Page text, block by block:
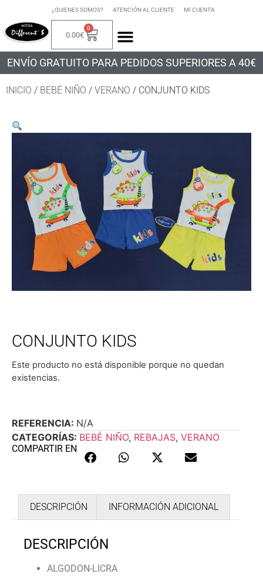
¿QUIENES SOMOS? ATENCIÓN AL CLIENTE MI CUENTA
0.00€
0
ENVÍO GRATUITO PARA PEDIDOS SUPERIORES A 40€
INICIO / BEBÉ NIÑO / VERANO / CONJUNTO KIDS
CONJUNTO KIDS
Este producto no está disponible porque no quedan
existencias.
REFERENCIA: N/A
CATEGORÍAS: BEBÉ NIÑO, REBAJAS, VERANO
COMPARTIR EN
DESCRIPCIÓN INFORMACIÓN ADICIONAL
DESCRIPCIÓN
ALGODON-LICRA